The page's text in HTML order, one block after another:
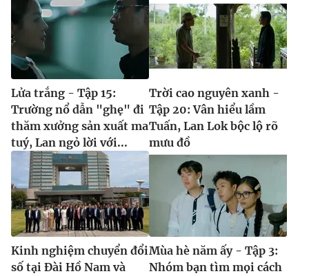
Lửa trắng - Tập 15:
Trường nổ dẫn "ghẹ" đi
thăm xưởng sản xuất ma
tuý, Lan ngỏ lời với...
Trời cao nguyên xanh -
Tập 20: Vân hiểu lầm
Tuấn, Lan Lok bộc lộ rõ
mưu đồ
Kinh nghiệm chuyển đổi
số tại Đài Hồ Nam và
Mùa hè năm ấy - Tập 3:
Nhóm bạn tìm mọi cách